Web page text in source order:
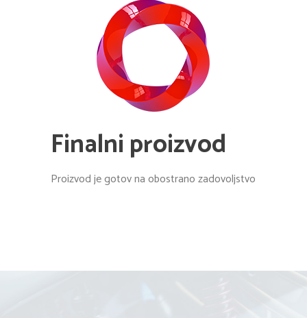
Finalni proizvod
Proizvod je gotov na obostrano zadovoljstvo